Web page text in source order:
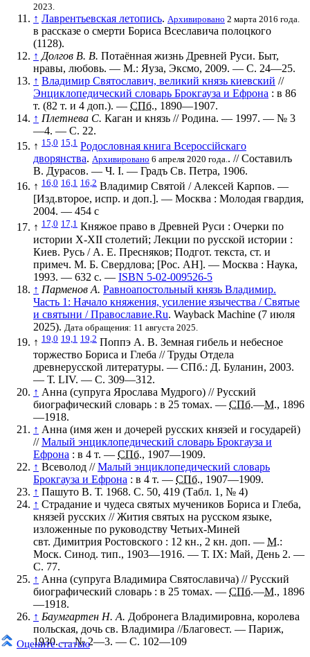
Оцените статью
2023.
↑ Лаврентьевская летопись. Архивировано 2 марта 2016 года.
в рассказе о смерти Бориса Всеславича полоцкого
(1128).
↑ Долгов В. В. Потаённая жизнь Древней Руси. Быт,
нравы, любовь. — М.: Яуза, Эксмо, 2009. — С. 24—25.
↑ Владимир Святославич, великий князь киевский //
Энциклопедический словарь Брокгауза и Ефрона : в 86
т. (82 т. и 4 доп.). — СПб., 1890—1907.
↑ Плетнева С. Каган и князь // Родина. — 1997. — № 3
—4. — С. 22.
↑ 15,0 15,1 Родословная книга Всероссійскаго
дворянства. Архивировано 6 апреля 2020 года. . // Составилъ
В. Дурасов. — Ч. I. — Градъ Св. Петра, 1906.
↑ 16,0 16,1 16,2 Владимир Святой / Алексей Карпов. —
[Изд.второе, испр. и доп.]. — Москва : Молодая гвардия,
2004. — 454 с
↑ 17,0 17,1 Княжое право в Древней Руси : Очерки по
истории X-XII столетий; Лекции по русской истории :
Киев. Русь / А. Е. Пресняков; Подгот. текста, ст. и
примеч. М. Б. Свердлова; [Рос. АН]. — Москва : Наука,
1993. — 632 с. — ISBN 5-02-009526-5
↑ Парменов А. Равноапостольный князь Владимир.
Часть 1: Начало княжения, усиление язычества / Святые
и святыни / Православие.Ru. Wayback Machine (7 июля
2025). Дата обращения: 11 августа 2025.
↑ 19,0 19,1 19,2 Поппэ А. В. Земная гибель и небесное
торжество Бориса и Глеба // Труды Отдела
древнерусской литературы. — СПб.: Д. Буланин, 2003.
— Т. LIV. — С. 309—312.
↑ Анна (супруга Ярослава Мудрого) //Русский
биографический словарь : в 25 томах. — СПб.—М., 1896
—1918.
↑ Анна (имя жен и дочерей русских князей и государей)
//Малый энциклопедический словарь Брокгауза и
Ефрона : в 4 т. — СПб., 1907—1909.
↑ Всеволод //Малый энциклопедический словарь
Брокгауза и Ефрона : в 4 т. — СПб., 1907—1909.
↑ Пашуто В. Т. 1968. С. 50, 419 (Табл. 1, № 4)
↑ Страдание и чудеса святых мучеников Бориса и Глеба,
князей русских // Жития святых на русском языке,
изложенные по руководству Четьих-Миней
свт. Димитрия Ростовского : 12 кн., 2 кн. доп. — М.:
Моск. Синод. тип., 1903—1916. — Т. IX: Май, День 2. —
С. 77.
↑ Анна (супруга Владимира Святославича) //Русский
биографический словарь : в 25 томах. — СПб.—М., 1896
—1918.
↑ Баумгартен H. A. Добронега Владимировна, королева
польская, дочь св. Владимира //Благовест. — Париж,
1930. — № 2—3. — С. 102—109